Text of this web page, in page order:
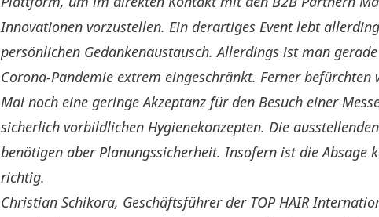
Innovationen vorzustellen. Ein derartiges Event lebt
persönlichen Gedankenaustausch. Allerdings ist man
Corona-Pandemie extrem eingeschränkt. Ferner befürchten
Mai noch eine geringe Akzeptanz für den Besuch einer
sicherlich vorbildlichen Hygienekonzepten. Die
benötigen aber Planungssicherheit. Insofern ist die Absage
richtig.
Christian Schikora, Geschäftsführer der TOP HAIR